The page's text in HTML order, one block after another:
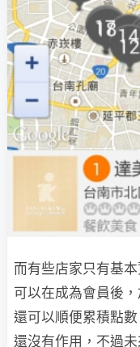
而有些店家只有基
可以在成為會員後
還可以順便累積點數
還沒有作用，不過